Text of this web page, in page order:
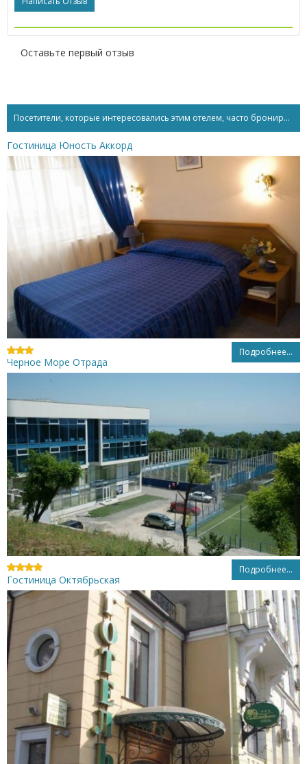
Оставьте первый отзыв
Посетители, которые интересовались этим отелем, часто бронируют...
Гостиница Юность Аккорд
Подробнее...
Черное Море Отрада
Подробнее...
Гостиница Октябрьская